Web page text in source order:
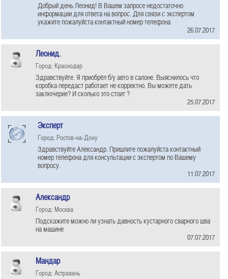
Добрый день Леонид! В Вашем запросе недостаточно
информации для ответа на вопрос. Для связи с экспертом
укажите пожалуйста контактный номер телефона
26.07.2017
Леонид.
Город: Краснодар
Здравствуйте. Я приобрёл б/у авто в салоне. Выяснилось что
коробка передаст работает не корректно. Вы можете дать
заключерие? И сколько это стоит ?
25.07.2017
Эксперт
Город: Ростов-на-Дону
Здравствуйте Александр. Пришлите пожалуйста контактный
номер телефона для консультации с экспертом по Вашему
вопросу.
11.07.2017
Александр
Город: Москва
Подскажите можно ли узнать давность кустарного сварного шва
на машине
07.07.2017
Мандар
Город: Астрахань